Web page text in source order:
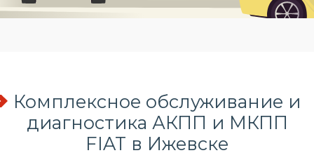
Комплексное обслуживание и
диагностика АКПП и МКПП
FIAT в Ижевске